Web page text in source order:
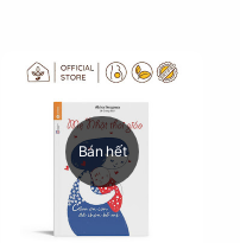
Bán hết